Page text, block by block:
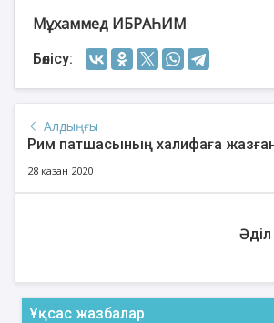
Мұхаммед ИБРАҺИМ
Бөлісу:
Алдыңғы
Рим патшасының халифаға
28 қазан 2020
Ұқсас жазбалар